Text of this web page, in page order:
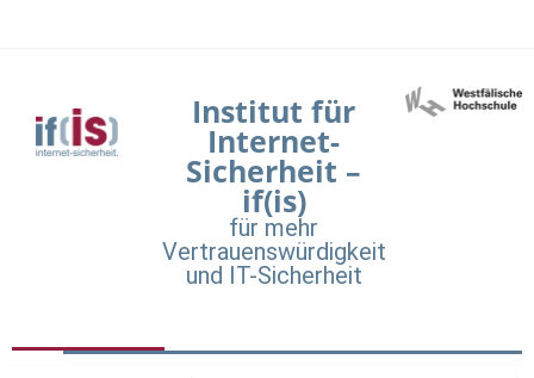
Institut für
Internet-
Sicherheit –
if(is)
für mehr
Vertrauenswürdigkeit
und IT-Sicherheit